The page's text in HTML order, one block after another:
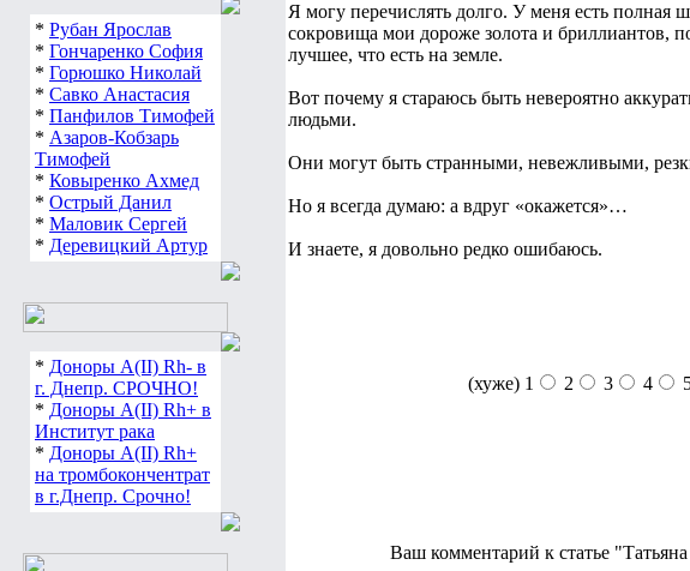
* Рубан Ярослав
* Гончаренко София
* Горюшко Николай
* Савко Анастасия
* Панфилов Тимофей
* Азаров-Кобзарь
Тимофей
* Ковыренко Ахмед
* Острый Данил
* Маловик Сергей
* Деревицкий Артур
* Доноры А(ІІ) Rh- в
г. Днепр. СРОЧНО!
* Доноры А(ІІ) Rh+ в
Институт рака
* Доноры А(ІІ) Rh+
на тромбокончентрат
в г.Днепр. Срочно!
Я могу перечислять долго. У меня есть полная
сокровища мои дороже золота и бриллиантов,
лучшее, что есть на земле.
Вот почему я стараюсь быть невероятно
людьми.
Они могут быть странными, невежливыми,
Но я всегда думаю: а вдруг «окажется»…
И знаете, я довольно редко ошибаюсь.
(хуже) 1 2 3 4
Ваш комментарий к статье